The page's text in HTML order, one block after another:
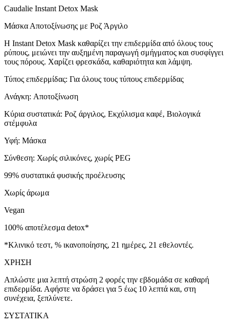
Caudalie Instant Detox Mask
Μάσκα Αποτοξίνωσης με Ροζ Άργιλο
Η Instant Detox Mask καθαρίζει την επιδερμίδα από όλους τους
ρύπους, μειώνει την αυξημένη παραγωγή σμήγματος και συσφίγγει
τους πόρους. Χαρίζει φρεσκάδα, καθαριότητα και λάμψη.
Τύπος επιδερμίδας: Για όλους τους τύπους επιδερμίδας
Ανάγκη: Αποτοξίνωση
Κύρια συστατικά: Ροζ άργιλος, Εκχύλισμα καφέ, Βιολογικά
στέμφυλα
Υφή: Μάσκα
Σύνθεση: Χωρίς σιλικόνες, χωρίς PEG
99% συστατικά φυσικής προέλευσης
Χωρίς άρωμα
Vegan
100% αποτέλεσμα detox*
*Κλινικό τεστ, % ικανοποίησης, 21 ημέρες, 21 εθελοντές.
ΧΡΗΣΗ
Απλώστε μια λεπτή στρώση 2 φορές την εβδομάδα σε καθαρή
επιδερμίδα. Αφήστε να δράσει για 5 έως 10 λεπτά και, στη
συνέχεια, ξεπλύνετε.
ΣΥΣΤΑΤΙΚΑ